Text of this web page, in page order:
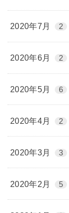
2020年7月 2
2020年6月 2
2020年5月 6
2020年4月 2
2020年3月 3
2020年2月 5